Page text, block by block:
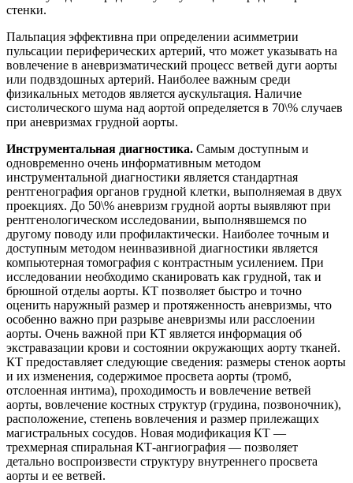
стенки.
Пальпация эффективна при определении асимметрии
пульсации периферических артерий, что может указывать на
вовлечение в аневризматический процесс ветвей дуги аорты
или подвздошных артерий. Наиболее важным среди
физикальных методов является аускультация. Наличие
систолического шума над аортой определяется в 70\% случаев
при аневризмах грудной аорты.
Инструментальная диагностика. Самым доступным и
одновременно очень информативным методом
инструментальной диагностики является стандартная
рентгенография органов грудной клетки, выполняемая в двух
проекциях. До 50\% аневризм грудной аорты выявляют при
рентгенологическом исследовании, выполнявшемся по
другому поводу или профилактически. Наиболее точным и
доступным методом неинвазивной диагностики является
компьютерная томография с контрастным усилением. При
исследовании необходимо сканировать как грудной, так и
брюшной отделы аорты. КТ позволяет быстро и точно
оценить наружный размер и протяженность аневризмы, что
особенно важно при разрыве аневризмы или расслоении
аорты. Очень важной при КТ является информация об
экстравазации крови и состоянии окружающих аорту тканей.
КТ предоставляет следующие сведения: размеры стенок аорты
и их изменения, содержимое просвета аорты (тромб,
отслоенная интима), проходимость и вовлечение ветвей
аорты, вовлечение костных структур (грудина, позвоночник),
расположение, степень вовлечения и размер прилежащих
магистральных сосудов. Новая модификация КТ —
трехмерная спиральная КТ-ангиография — позволяет
детально воспроизвести структуру внутреннего просвета
аорты и ее ветвей.